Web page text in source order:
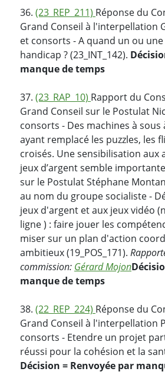
36. (23_REP_211) Réponse du
Grand Conseil à l'interpellation
et consorts - A quand un ou
handicap ? (23_INT_142).
manque de temps
37. (23_RAP_10) Rapport du
Grand Conseil sur le Postulat
consorts - Des machines à
ayant remplacé les puzzles, les
croisés. Une sensibilisation aux
jeux d’argent semble
sur le Postulat Stéphane
au nom du groupe socialiste -
jeux d'argent et aux jeux vidéo
ligne ) : faire jouer les
miser sur un plan d'action
ambitieux (19_POS_171).
commission: Gérard Mojon
manque de temps
38. (22_REP_224) Réponse du
Grand Conseil à l'interpellation
consorts - Etendre un projet
réussi pour la cohésion et la
Décision = Renvoyée par